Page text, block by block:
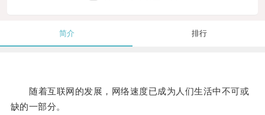
简介 排行
随着互联网的发展，网络速度已成为人们生活中不可或
缺的一部分。